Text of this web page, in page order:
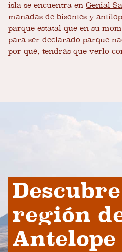
isla se encuentra en Genial
manadas de bisontes y
parque estatal que en su
para ser declarado parque
por qué, tendrás que verlo
región